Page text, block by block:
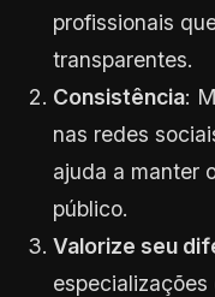
profissionais
transparentes.
Consistência:
nas redes
ajuda a manter
público.
Valorize seu